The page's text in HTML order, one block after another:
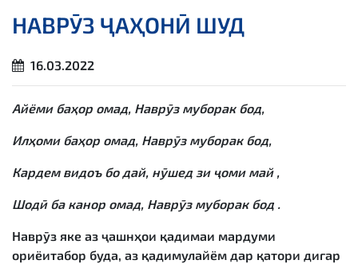
НАВРӮЗ ҶАҲОНӢ ШУД
16.03.2022
Айёми баҳор омад, Наврӯз муборак бод,
Илҳоми баҳор омад, Наврӯз муборак бод,
Кардем видоъ бо дай, нӯшед зи ҷоми май ,
Шодӣ ба канор омад, Наврӯз муборак бод .
Наврӯз яке аз ҷашнҳои қадимаи мардуми
ориёитабор буда, аз қадимулайём дар қатори дигар